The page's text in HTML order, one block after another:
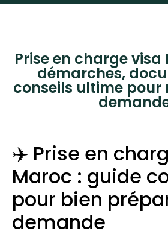
Prise en charge visa
démarches,
conseils ultime pour
✈️ Prise en
Maroc : guide
pour bien
demande